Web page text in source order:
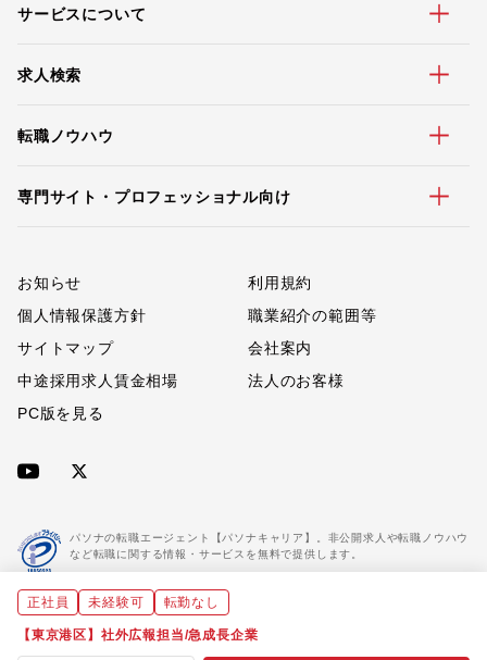
サービスについて
求人検索
転職ノウハウ
専門サイト・プロフェッショナル向け
お知らせ
利用規約
個人情報保護方針
職業紹介の範囲等
サイトマップ
会社案内
中途採用求人賃金相場
法人のお客様
PC版を見る
パソナの転職エージェント【パソナキャリア】。非公開求人や転職ノウハウ
など転職に関する情報・サービスを無料で提供します。
「パソナキャリア」は職業紹介優良事業者に認定されています。
正社員 未経験可 転勤なし
【東京港区】社外広報担当/急成長企業